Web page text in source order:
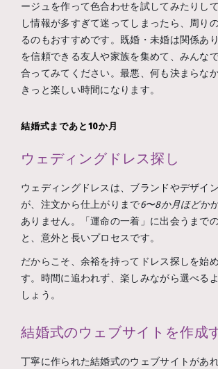
ージュを作って色合わせを試してみたりし
し情報が多すぎて迷ってしまったら、周り
るのもおすすめです。既婚・未婚は関係あ
を信頼できる友人や家族を集めて、みんな
合ってみてください。最悪、何も決まらな
きっと楽しい時間になります。
結婚式まであと10か月
ウェディングドレス探し
ウェディングドレスは、ブランドやデザイ
が、注文から仕上がりまで6〜8か月ほどか
ありません。「運命の一着」に出会うまで
と、意外と長いプロセスです。
だからこそ、余裕を持ってドレス探しを始
す。時間に追われず、楽しみながら選べる
しょう。
結婚式のウェブサイトを作成
丁寧に作られた結婚式のウェブサイトがあ